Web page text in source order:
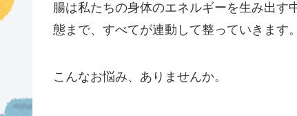
腸は私たちの身体のエネルギーを生み出す
態まで、すべてが連動して整っていきます
こんなお悩み、ありませんか。